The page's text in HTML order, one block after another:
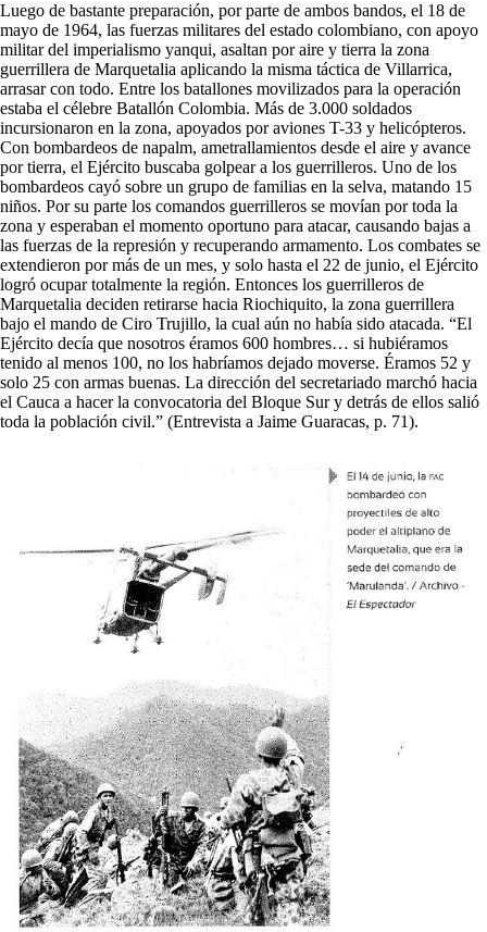
Luego de bastante preparación, por parte de ambos bandos, el 18 de
mayo de 1964, las fuerzas militares del estado colombiano, con apoyo
militar del imperialismo yanqui, asaltan por aire y tierra la zona
guerrillera de Marquetalia aplicando la misma táctica de Villarrica,
arrasar con todo. Entre los batallones movilizados para la operación
estaba el célebre Batallón Colombia. Más de 3.000 soldados
incursionaron en la zona, apoyados por aviones T-33 y helicópteros.
Con bombardeos de napalm, ametrallamientos desde el aire y avance
por tierra, el Ejército buscaba golpear a los guerrilleros. Uno de los
bombardeos cayó sobre un grupo de familias en la selva, matando 15
niños. Por su parte los comandos guerrilleros se movían por toda la
zona y esperaban el momento oportuno para atacar, causando bajas a
las fuerzas de la represión y recuperando armamento. Los combates se
extendieron por más de un mes, y solo hasta el 22 de junio, el Ejército
logró ocupar totalmente la región. Entonces los guerrilleros de
Marquetalia deciden retirarse hacia Riochiquito, la zona guerrillera
bajo el mando de Ciro Trujillo, la cual aún no había sido atacada. “El
Ejército decía que nosotros éramos 600 hombres… si hubiéramos
tenido al menos 100, no los habríamos dejado moverse. Éramos 52 y
solo 25 con armas buenas. La dirección del secretariado marchó hacia
el Cauca a hacer la convocatoria del Bloque Sur y detrás de ellos salió
toda la población civil.” (Entrevista a Jaime Guaracas, p. 71).